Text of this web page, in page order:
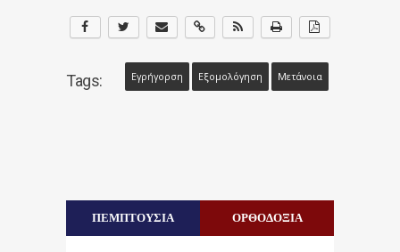
Tags: Εγρήγορση Εξομολόγηση Μετάνοια
ΠΕΜΠΤΟΥΣΙΑ ΟΡΘΟΔΟΞΙΑ